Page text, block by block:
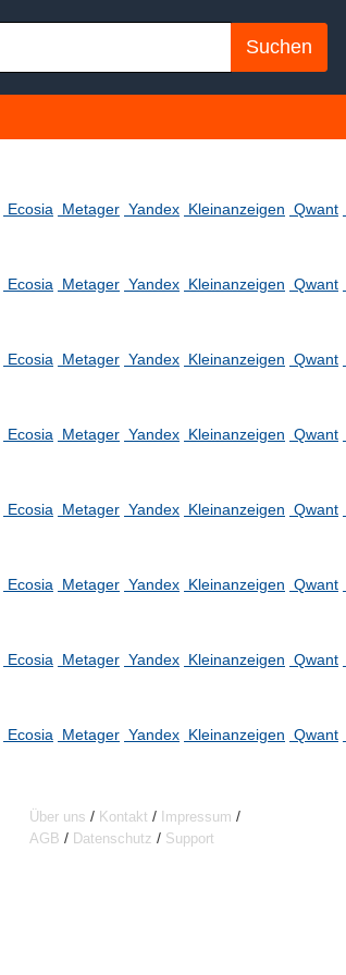
Ecosia Metager Yandex Kleinanzeigen Qwant
Ecosia Metager Yandex Kleinanzeigen Qwant
Ecosia Metager Yandex Kleinanzeigen Qwant
Ecosia Metager Yandex Kleinanzeigen Qwant
Ecosia Metager Yandex Kleinanzeigen Qwant
Ecosia Metager Yandex Kleinanzeigen Qwant
Ecosia Metager Yandex Kleinanzeigen Qwant
Ecosia Metager Yandex Kleinanzeigen Qwant
Über uns / Kontakt / Impressum /
AGB / Datenschutz / Support